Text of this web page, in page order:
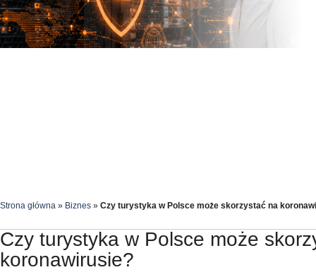
Strona główna » Biznes » Czy turystyka w Polsce może skorzystać na
Czy turystyka w Polsce może
koronawirusie?